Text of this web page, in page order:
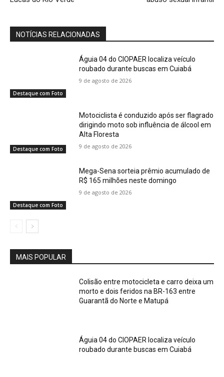
NOTÍCIAS RELACIONADAS
Destaque com Foto
Águia 04 do CIOPAER localiza veículo
roubado durante buscas em Cuiabá
9 de agosto de 2026
Destaque com Foto
Motociclista é conduzido após ser flagrado
dirigindo moto sob influência de álcool em
Alta Floresta
9 de agosto de 2026
Destaque com Foto
Mega-Sena sorteia prêmio acumulado de
R$ 165 milhões neste domingo
9 de agosto de 2026
MAIS POPULAR
Colisão entre motocicleta e carro deixa um
morto e dois feridos na BR-163 entre
Guarantã do Norte e Matupá
Águia 04 do CIOPAER localiza veículo
roubado durante buscas em Cuiabá